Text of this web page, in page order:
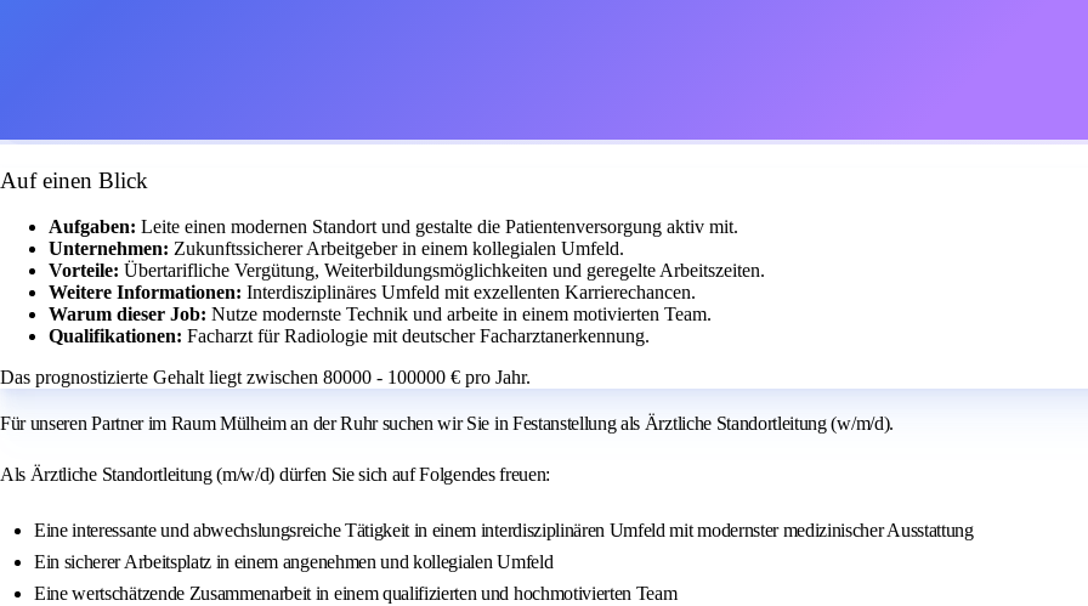
Auf einen Blick
Aufgaben: Leite einen modernen Standort und gestalte die Patientenversorgung aktiv mit.
Unternehmen: Zukunftssicherer Arbeitgeber in einem kollegialen Umfeld.
Vorteile: Übertarifliche Vergütung, Weiterbildungsmöglichkeiten und geregelte Arbeitszeiten.
Weitere Informationen: Interdisziplinäres Umfeld mit exzellenten Karrierechancen.
Warum dieser Job: Nutze modernste Technik und arbeite in einem motivierten Team.
Qualifikationen: Facharzt für Radiologie mit deutscher Facharztanerkennung.
Das prognostizierte Gehalt liegt zwischen 80000 - 100000 € pro Jahr.
Für unseren Partner im Raum Mülheim an der Ruhr suchen wir Sie in Festanstellung als Ärztliche Standortleitung (w/m/d).
Als Ärztliche Standortleitung (m/w/d) dürfen Sie sich auf Folgendes freuen:
Eine interessante und abwechslungsreiche Tätigkeit in einem interdisziplinären Umfeld mit modernster medizinischer Ausstattung
Ein sicherer Arbeitsplatz in einem angenehmen und kollegialen Umfeld
Eine wertschätzende Zusammenarbeit in einem qualifizierten und hochmotivierten Team